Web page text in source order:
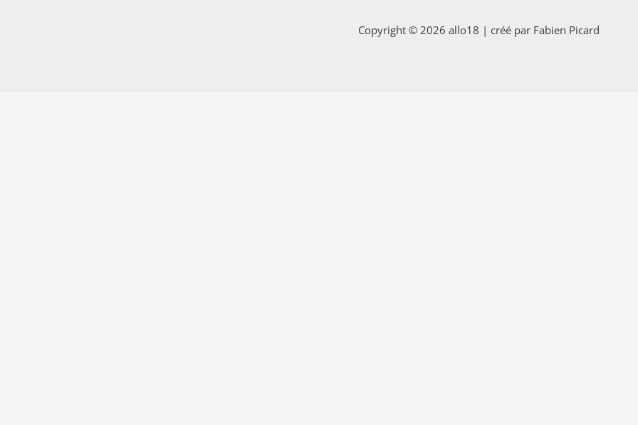
Copyright © 2026 allo18 | créé par Fabien Picard